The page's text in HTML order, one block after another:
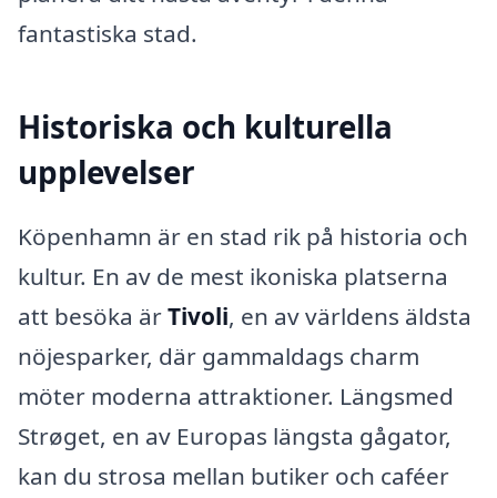
fantastiska stad.
Historiska och kulturella
upplevelser
Köpenhamn är en stad rik på historia och
kultur. En av de mest ikoniska platserna
att besöka ärTivoli, en av världens äldsta
nöjesparker, där gammaldags charm
möter moderna attraktioner. Längsmed
Strøget, en av Europas längsta gågator,
kan du strosa mellan butiker och caféer